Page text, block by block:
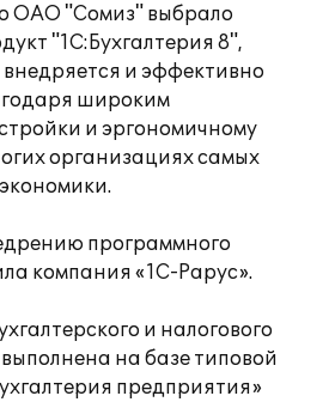
ОАО "Сомиз" выбрало
"1С:Бухгалтерия 8",
и эффективно
широким
и эргономичному
организациях самых
программного
компания «1С-Рарус».
и налогового
на базе типовой
предприятия»